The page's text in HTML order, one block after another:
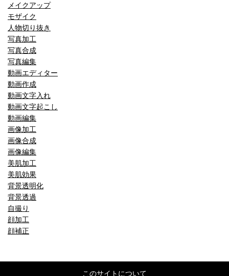
メイクアップ
モザイク
人物切り抜き
写真加工
写真合成
写真編集
動画エディター
動画作成
動画文字入れ
動画文字起こし
動画編集
画像加工
画像合成
画像編集
美肌加工
美肌効果
背景透明化
背景透過
自撮り
顔加工
顔補正
このサイトについて